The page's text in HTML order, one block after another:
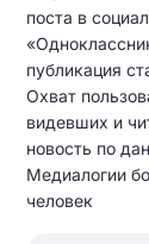
поста в
публикация
Охват
видевших и
новость по
Медиалогии
человек